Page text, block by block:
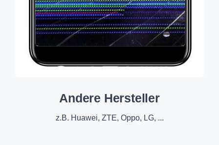
Andere Hersteller
z.B. Huawei, ZTE, Oppo, LG, ...